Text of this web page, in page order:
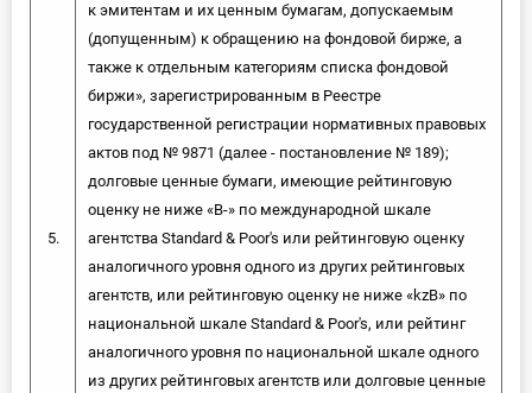
5.
к эмитентам и их ценным бумагам, допускаемым
(допущенным) к обращению на фондовой бирже, а
также к отдельным категориям списка фондовой
биржи», зарегистрированным в Реестре
государственной регистрации нормативных правовых
актов под № 9871 (далее - постановление № 189);
долговые ценные бумаги, имеющие рейтинговую
оценку не ниже «В-» по международной шкале
агентства Standard & Poor's или рейтинговую оценку
аналогичного уровня одного из других рейтинговых
агентств, или рейтинговую оценку не ниже «kzB» по
национальной шкале Standard & Poor's, или рейтинг
аналогичного уровня по национальной шкале одного
из других рейтинговых агентств или долговые ценные